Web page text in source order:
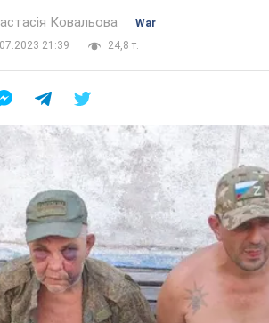
Ковальова
War
21:39
24,8 т.